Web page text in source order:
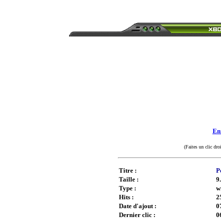
(Faites un clic
Titre :
Taille :
Type :
Hits :
Date d'ajout :
Dernier clic :